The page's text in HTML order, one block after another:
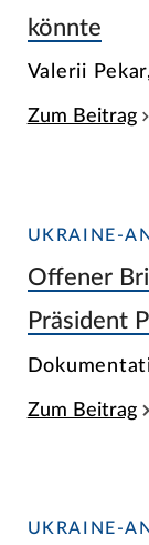
könnte
Valerii
Zum Beitrag
UKRAINE-
Offener
Präsident
Zum Beitrag
UKRAINE-